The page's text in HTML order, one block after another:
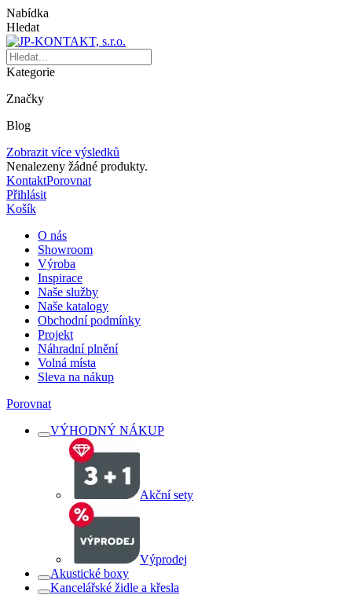
Nabídka
Hledat
Kategorie
Značky
Blog
Zobrazit více výsledků
Nenalezeny žádné produkty.
KontaktPorovnat
Přihlásit
Košík
O nás
Showroom
Výroba
Inspirace
Naše služby
Naše katalogy
Obchodní podmínky
Projekt
Náhradní plnění
Volná místa
Sleva na nákup
Porovnat
VÝHODNÝ NÁKUP
Akční sety
Výprodej
Akustické boxy
Kancelářské židle a křesla